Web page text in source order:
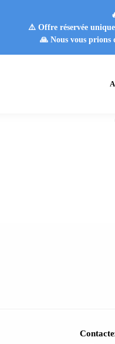
⚠️ Offre réservée
🙏 Nous vous prions